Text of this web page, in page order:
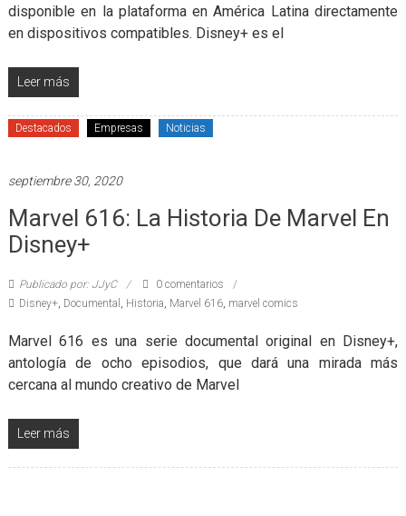
disponible en la plataforma en América Latina directamente
en dispositivos compatibles. Disney+ es el
Leer más
Destacados Empresas Noticias
septiembre 30, 2020
Marvel 616: La Historia De Marvel En
Disney+
Publicado por: JJyC
0 comentarios
Disney+, Documental Historia Marvel 616, marvel comics
Marvel 616 es una serie documental original en Disney+,
antología de ocho episodios, que dará una mirada más
cercana al mundo creativo de Marvel
Leer más